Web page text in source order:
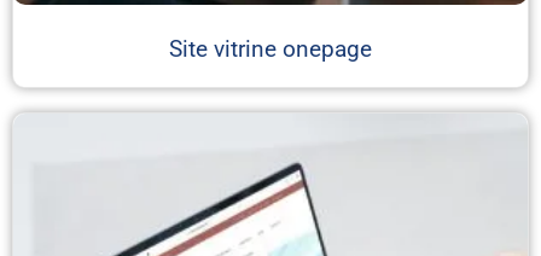
Site vitrine onepage